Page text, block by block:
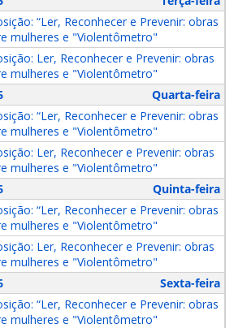
“Ler, Reconhecer e Prevenir: obras
mulheres e "Violentômetro"
Ler, Reconhecer e Prevenir: obras
mulheres e "Violentômetro"
Quarta-feira
“Ler, Reconhecer e Prevenir: obras
mulheres e "Violentômetro"
Ler, Reconhecer e Prevenir: obras
mulheres e "Violentômetro"
Quinta-feira
“Ler, Reconhecer e Prevenir: obras
mulheres e "Violentômetro"
Ler, Reconhecer e Prevenir: obras
mulheres e "Violentômetro"
Sexta-feira
“Ler, Reconhecer e Prevenir: obras
mulheres e "Violentômetro"